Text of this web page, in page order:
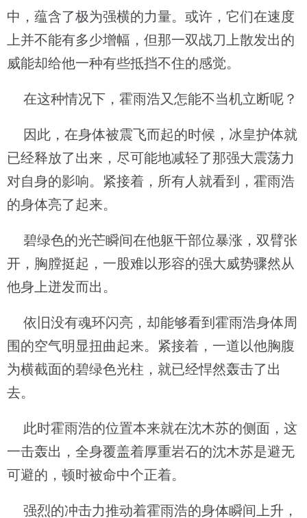
中，蕴含了极为强横的力量。或许，它们在速度
上并不能有多少增幅，但那一双战刀上散发出的
威能却给他一种有些抵挡不住的感觉。
在这种情况下，霍雨浩又怎能不当机立断呢？
因此，在身体被震飞而起的时候，冰皇护体就
已经释放了出来，尽可能地减轻了那强大震荡力
对自身的影响。紧接着，所有人就看到，霍雨浩
的身体亮了起来。
碧绿色的光芒瞬间在他躯干部位暴涨，双臂张
开，胸膛挺起，一股难以形容的强大威势骤然从
他身上迸发而出。
依旧没有魂环闪亮，却能够看到霍雨浩身体周
围的空气明显扭曲起来。紧接着，一道以他胸腹
为横截面的碧绿色光柱，就已经悍然轰击了出
去。
此时霍雨浩的位置本来就在沈木苏的侧面，这
一击轰出，全身覆盖着厚重岩石的沈木苏是避无
可避的，顿时被命中个正着。
强烈的冲击力推动着霍雨浩的身体瞬间上升，